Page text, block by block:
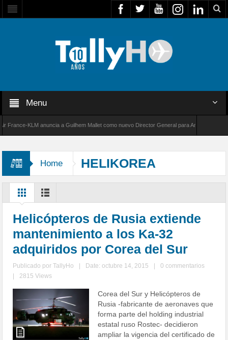
Menu
KLM anuncia a Guilhem Mallet como nuevo Director General para América Latina
Home HELIKOREA
Helicópteros de Rusia extiende
mantenimiento a los Ka-32
adquiridos por Corea del Sur
Publicado porTallyHo Date: octubre 14, 2015
0 commentarios
2815 Views
Corea del Sur y Helicópteros de
Rusia -fabricante de aeronaves que
forma parte del holding industrial
estatal ruso Rostec- decidieron
ampliar la vigencia del certificado de